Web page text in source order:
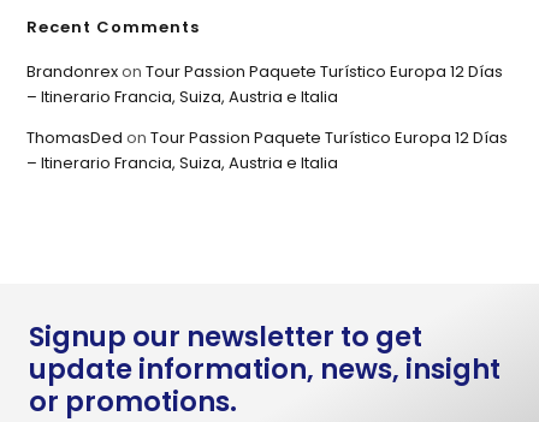
Recent Comments
BrandonrexonTour Passion Paquete Turístico Europa 12 Días
– Itinerario Francia, Suiza, Austria e Italia
ThomasDed onTour Passion Paquete Turístico Europa 12 Días
– Itinerario Francia, Suiza, Austria e Italia
Signup our newsletter to get
update information, news, insight
or promotions.